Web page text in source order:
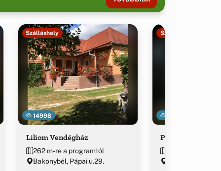
14998
Szálláshely
Liliom Vendégház
262 m-re a programtól
Bakonybél, Pápai u.29.
Szálláshely
Park Vendégház